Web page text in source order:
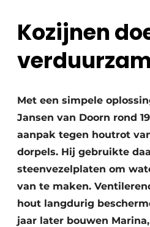
Privacy / Cookie
story metadata
Vacatures
Video’s
Modulair bouwen
Kozijnen
Met een simpele
Jansen van Doorn rond
aanpak tegen houtrot
dorpels. Hij gebruikte
steenvezelplaten om
van te maken.
hout langdurig
jaar later bouwen